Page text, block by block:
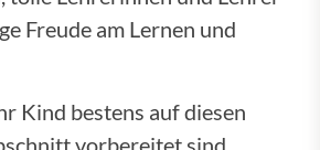
Freude am Lernen und
Kind bestens auf diesen
vorbereitet sind,